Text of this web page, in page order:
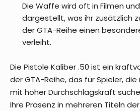
Die Waffe wird oft in Filmen
dargestellt, was ihr zusätzlich
der GTA-Reihe einen
verleiht.
Die Pistole Kaliber .50 ist ein
der GTA-Reihe, das für Spieler,
mit hoher Durchschlagskraft
Ihre Präsenz in mehreren Titeln